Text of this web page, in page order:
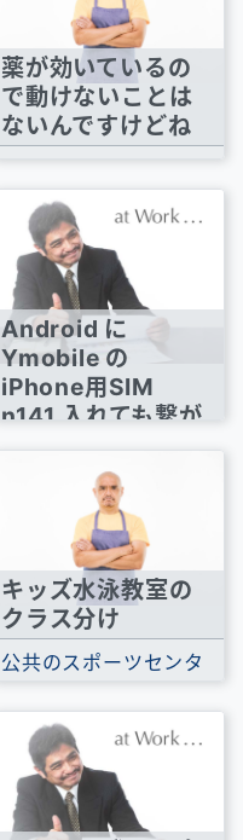
薬が効いているの
で動けないことは
ないんですけどね
で歩けはしますけど、
薬が切れるとまっすぐ
に立てないし、10m...
Android に
Ymobile の
iPhone用SIM
n141 入れても繋が
らなくなってる
これは一時的なものな
のか、わたしの端末に
限ったことなのか、そ
れともYmobileの設...
キッズ水泳教室の
クラス分け
公共のスポーツセンタ
ッズスイム〟の教室は
昇級テストなど...